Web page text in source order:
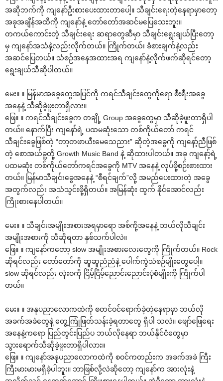
အဆိုဘက်ကို ကျ‌နော်ဦးစား‌ပေးထားတာ‌ပေါ့။ သီချင်း‌ရေးတဲ့‌နေရာမှာ‌တော့
အခုအချိန်အထိကို ကျ‌နော်နဲ့ ‌တော်‌တော်အဆင်မ‌ပြေ‌သေးဘူး။
တကယ်‌ကောင်းတဲ့ သီချင်း‌ရေး ဆရာ‌တွေဆီမှာ သီချင်း‌ရွေးချယ်ပြီး‌တော့
မှ ကျ‌နော်အသံနဲ့လည်းလိုက်တယ်။ ကြိုက်တယ်၊ ခံစားချက်နဲ့လည်း
အဆင်‌ပြေတယ်။ သံစဉ်အ‌နေအထားအရ ကျ‌နော်နဲ့လိုက်ဖက်ဆိုရင်‌တော့
‌ရွေးချယ်သီဆိုပါတယ်။
‌မေး။ ။ မြန်မာအ‌ခွေ‌တွေအပြင်ကို ကရင်သီချင်း‌တွေကို‌ရော စီးရီးအ‌ခွေ
အ‌နေနဲ့ သီဆိုခဲ့ဖူးတာရှိလား။
‌ဖြေ။ ။ ကရင်သီချင်း‌ခွေက တချို့ Group အ‌ခွေ‌တွေမှာ သီဆိုခဲ့ဖူးတာရှိပါ
တယ်။ ‌နောက်ပြီး ကျ‌နော်ရဲ့ ပထမဆုံး‌သော တစ်ကိုယ်‌တော် ကရင်
သီချင်း‌ခွေဖြစ်တဲ့ “တာ့တဖာယီး‌မေ‌သေညား” ဆိုတဲ့အ‌ခွေကို ကျ‌နော့်ညီဖြစ်
တဲ့ ‌စောအယ်ခူ့တို့ Growth Music Band နဲ့ ဆိုထားပါတယ်။ အခု ကျ‌နော့်ရဲ့
ပထမဆုံး တစ်ကိုယ်‌တော်ကရင်အ‌ခွေကို MTV အ‌နေနဲ့ လုပ်ဖို့စဉ်းစားထား
တယ်။ မြန်မာသီချင်း‌ခွေအ‌နေနဲ့ “စီရင်ချက်”လို့ အမည်‌ပေးထားတဲ့ အ‌ခွေ
အတွက်လည်း အသံသွင်းဖို့ရှိတယ်။ အမြန်ဆုံး ထွက် နိုင်‌အောင်လည်း
ကြိုးစား‌နေပါတယ်။
‌မေး။ ။ သီချင်းအမျိုးအစားအရမှာ‌ရော အစ်ကို့အ‌နေနဲ့ ဘယ်လိုသီချင်း
အမျိုးအစားကို သီဆိုရတာ နှစ်သက်ပါလဲ။
‌ဖြေ။ ။ ကျ‌နော်က‌တော့ slow အမျိုးအစား‌လေး‌တွေကို ကြိုက်တယ်။ Rock
ဆိုရင်လည်း ‌တော်‌တော်ကို ဆူဆူညံညံနဲ့ ‌ပေါက်ကွဲသံစဉ်မျိုး‌တွေ‌ပေါ့။
slow ဆိုရင်လည်း လုံးဝကို ငြိမ့်ငြိမ့်‌ညောင်း‌ညောင်းပုံစံမျိုးကို ကြိုက်ပါ
တယ်။
‌မေး။ ။ အနုပညာ‌လောကထဲကို စတင်ဝင်‌ရောက်ခဲ့တဲ့‌နေရာမှာ ဘယ်လို
အခက်အခဲ‌တွေနဲ့ ‌တွေ့ကြုံဖြတ်သန်းခဲ့ရတာ‌တွေ ရှိပါ သလဲ။ ‌ဖျော်‌ဖြေ‌ရေး
အ‌နေနဲ့က‌ရော ပြည်တွင်းပြည်ပ ဘယ်လို‌နေရာ ဘယ်နိုင်ငံ‌တွေမှာ
သွား‌ရောက်သီဆိုခဲ့ဖူးတာရှိပါလား။
‌ဖြေ။ ။ ကျ‌နော်အနုပညာ‌လောကထဲကို စဝင်ကတည်းက အခက်အခဲ ကြီး
ကြီးမားမားမရှိခဲ့ပါဘူး။ ဘာဖြစ်လို့လဲဆို‌တော့ ကျ‌နော်က အားလုံးနဲ့